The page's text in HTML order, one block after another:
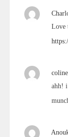
Love
coline
ahh!